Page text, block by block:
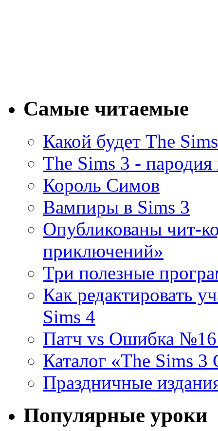
Самые читаемые
Какой будет The
The Sims 3 -
Король Симов
Вампиры в Sims 3
Опубликованы чит-
приключений»
Три полезные
Как редактировать
Sims 4
Патч vs Ошибка №16
Каталог «The Sims
Праздничные
Популярные уроки